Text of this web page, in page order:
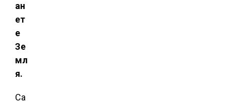
ан
ет
е
Зе
мл
я.
Са